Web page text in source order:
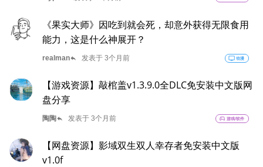
《果实大师》因吃到就会死，却意外获得无限食用
能力，这是什么神展开？
realmanreply 发表于 3个月前 tv 动漫
【游戏资源】敲棺盖v1.3.9.0全DLC免安装中文版网
盘分享
陶陶reply 发表于 3个月前 sports_esports 游戏/软件
【网盘资源】影域双生双人幸存者免安装中文版
v1.0f